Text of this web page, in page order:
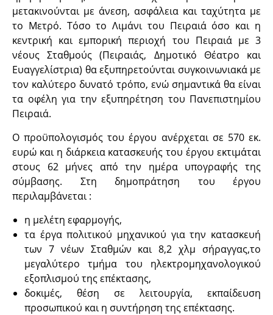
μετακινούνται με άνεση, ασφάλεια και ταχύτητα με
το Μετρό. Τόσο το Λιμάνι του Πειραιά όσο και η
κεντρική και εμπορική περιοχή του Πειραιά με 3
νέους Σταθμούς (Πειραιάς, Δημοτικό Θέατρο και
Ευαγγελίστρια) θα εξυπηρετούνται συγκοινωνιακά με
τον καλύτερο δυνατό τρόπο, ενώ σημαντικά θα είναι
τα οφέλη για την εξυπηρέτηση του Πανεπιστημίου
Πειραιά.
Ο προϋπολογισμός του έργου ανέρχεται σε 570 εκ.
ευρώ και η διάρκεια κατασκευής του έργου εκτιμάται
στους 62 μήνες από την ημέρα υπογραφής της
σύμβασης. Στη δημοπράτηση του έργου
περιλαμβάνεται :
η μελέτη εφαρμογής,
τα έργα πολιτικού μηχανικού για την κατασκευή
των 7 νέων Σταθμών και 8,2 χλμ σήραγγας,το
μεγαλύτερο τμήμα του ηλεκτρομηχανολογικού
εξοπλισμού της επέκτασης,
δοκιμές, θέση σε λειτουργία, εκπαίδευση
προσωπικού και η συντήρηση της επέκτασης.